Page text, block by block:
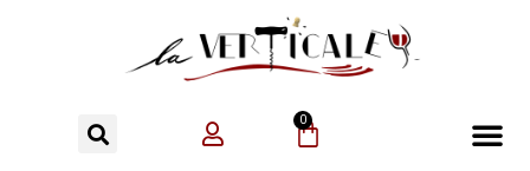
0